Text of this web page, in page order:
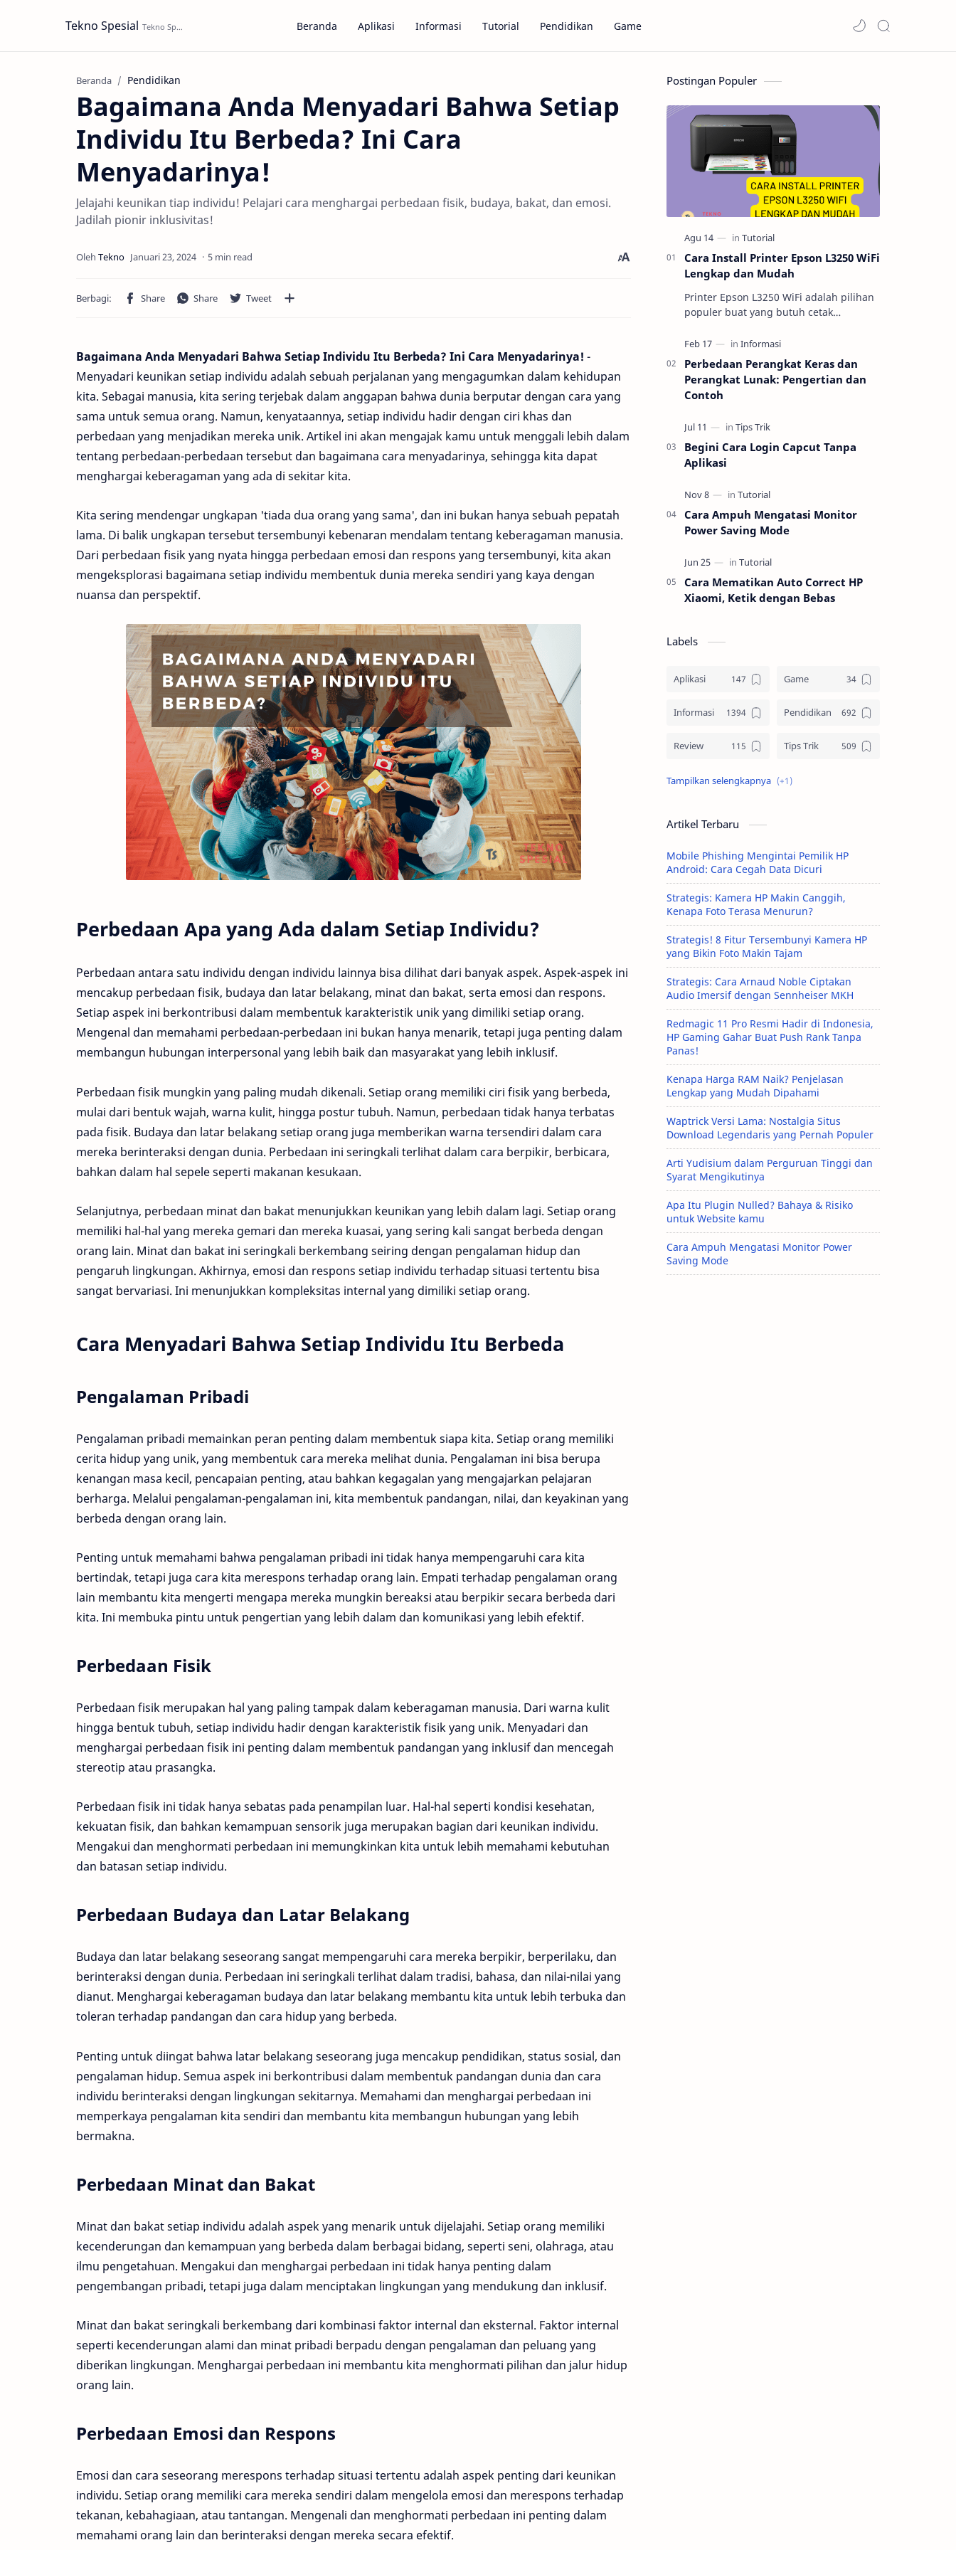
Tekno Spesial Beranda Aplikasi Informasi Tutorial Pendidikan Game
Beranda Pendidikan
Bagaimana Anda Menyadari Bahwa Setiap
Individu Itu Berbeda? Ini Cara
Menyadarinya!
Jelajahi keunikan tiap individu! Pelajari cara menghargai perbedaan fisik, budaya, bakat, dan emosi.
Jadilah pionir inklusivitas!
5 min read
Bagaimana Anda Menyadari Bahwa Setiap Individu Itu Berbeda? Ini Cara Menyadarinya! -
Menyadari keunikan setiap individu adalah sebuah perjalanan yang mengagumkan dalam kehidupan
kita. Sebagai manusia, kita sering terjebak dalam anggapan bahwa dunia berputar dengan cara yang
sama untuk semua orang. Namun, kenyataannya, setiap individu hadir dengan ciri khas dan
perbedaan yang menjadikan mereka unik. Artikel ini akan mengajak kamu untuk menggali lebih dalam
tentang perbedaan-perbedaan tersebut dan bagaimana cara menyadarinya, sehingga kita dapat
menghargai keberagaman yang ada di sekitar kita.
Kita sering mendengar ungkapan 'tiada dua orang yang sama', dan ini bukan hanya sebuah pepatah
lama. Di balik ungkapan tersebut tersembunyi kebenaran mendalam tentang keberagaman manusia.
Dari perbedaan fisik yang nyata hingga perbedaan emosi dan respons yang tersembunyi, kita akan
mengeksplorasi bagaimana setiap individu membentuk dunia mereka sendiri yang kaya dengan
nuansa dan perspektif.
Perbedaan Apa yang Ada dalam Setiap Individu?
Perbedaan antara satu individu dengan individu lainnya bisa dilihat dari banyak aspek. Aspek-aspek ini
mencakup perbedaan fisik, budaya dan latar belakang, minat dan bakat, serta emosi dan respons.
Setiap aspek ini berkontribusi dalam membentuk karakteristik unik yang dimiliki setiap orang.
Mengenal dan memahami perbedaan-perbedaan ini bukan hanya menarik, tetapi juga penting dalam
membangun hubungan interpersonal yang lebih baik dan masyarakat yang lebih inklusif.
Perbedaan fisik mungkin yang paling mudah dikenali. Setiap orang memiliki ciri fisik yang berbeda,
mulai dari bentuk wajah, warna kulit, hingga postur tubuh. Namun, perbedaan tidak hanya terbatas
pada fisik. Budaya dan latar belakang setiap orang juga memberikan warna tersendiri dalam cara
mereka berinteraksi dengan dunia. Perbedaan ini seringkali terlihat dalam cara berpikir, berbicara,
bahkan dalam hal sepele seperti makanan kesukaan.
Selanjutnya, perbedaan minat dan bakat menunjukkan keunikan yang lebih dalam lagi. Setiap orang
memiliki hal-hal yang mereka gemari dan mereka kuasai, yang sering kali sangat berbeda dengan
orang lain. Minat dan bakat ini seringkali berkembang seiring dengan pengalaman hidup dan
pengaruh lingkungan. Akhirnya, emosi dan respons setiap individu terhadap situasi tertentu bisa
sangat bervariasi. Ini menunjukkan kompleksitas internal yang dimiliki setiap orang.
Cara Menyadari Bahwa Setiap Individu Itu Berbeda
Pengalaman Pribadi
Pengalaman pribadi memainkan peran penting dalam membentuk siapa kita. Setiap orang memiliki
cerita hidup yang unik, yang membentuk cara mereka melihat dunia. Pengalaman ini bisa berupa
kenangan masa kecil, pencapaian penting, atau bahkan kegagalan yang mengajarkan pelajaran
berharga. Melalui pengalaman-pengalaman ini, kita membentuk pandangan, nilai, dan keyakinan yang
berbeda dengan orang lain.
Penting untuk memahami bahwa pengalaman pribadi ini tidak hanya mempengaruhi cara kita
bertindak, tetapi juga cara kita merespons terhadap orang lain. Empati terhadap pengalaman orang
lain membantu kita mengerti mengapa mereka mungkin bereaksi atau berpikir secara berbeda dari
kita. Ini membuka pintu untuk pengertian yang lebih dalam dan komunikasi yang lebih efektif.
Perbedaan Fisik
Perbedaan fisik merupakan hal yang paling tampak dalam keberagaman manusia. Dari warna kulit
hingga bentuk tubuh, setiap individu hadir dengan karakteristik fisik yang unik. Menyadari dan
menghargai perbedaan fisik ini penting dalam membentuk pandangan yang inklusif dan mencegah
stereotip atau prasangka.
Perbedaan fisik ini tidak hanya sebatas pada penampilan luar. Hal-hal seperti kondisi kesehatan,
kekuatan fisik, dan bahkan kemampuan sensorik juga merupakan bagian dari keunikan individu.
Mengakui dan menghormati perbedaan ini memungkinkan kita untuk lebih memahami kebutuhan
dan batasan setiap individu.
Perbedaan Budaya dan Latar Belakang
Budaya dan latar belakang seseorang sangat mempengaruhi cara mereka berpikir, berperilaku, dan
berinteraksi dengan dunia. Perbedaan ini seringkali terlihat dalam tradisi, bahasa, dan nilai-nilai yang
dianut. Menghargai keberagaman budaya dan latar belakang membantu kita untuk lebih terbuka dan
toleran terhadap pandangan dan cara hidup yang berbeda.
Penting untuk diingat bahwa latar belakang seseorang juga mencakup pendidikan, status sosial, dan
pengalaman hidup. Semua aspek ini berkontribusi dalam membentuk pandangan dunia dan cara
individu berinteraksi dengan lingkungan sekitarnya. Memahami dan menghargai perbedaan ini
memperkaya pengalaman kita sendiri dan membantu kita membangun hubungan yang lebih
bermakna.
Perbedaan Minat dan Bakat
Minat dan bakat setiap individu adalah aspek yang menarik untuk dijelajahi. Setiap orang memiliki
kecenderungan dan kemampuan yang berbeda dalam berbagai bidang, seperti seni, olahraga, atau
ilmu pengetahuan. Mengakui dan menghargai perbedaan ini tidak hanya penting dalam
pengembangan pribadi, tetapi juga dalam menciptakan lingkungan yang mendukung dan inklusif.
Minat dan bakat seringkali berkembang dari kombinasi faktor internal dan eksternal. Faktor internal
seperti kecenderungan alami dan minat pribadi berpadu dengan pengalaman dan peluang yang
diberikan lingkungan. Menghargai perbedaan ini membantu kita menghormati pilihan dan jalur hidup
orang lain.
Perbedaan Emosi dan Respons
Emosi dan cara seseorang merespons terhadap situasi tertentu adalah aspek penting dari keunikan
individu. Setiap orang memiliki cara mereka sendiri dalam mengelola emosi dan merespons terhadap
tekanan, kebahagiaan, atau tantangan. Mengenali dan menghormati perbedaan ini penting dalam
memahami orang lain dan berinteraksi dengan mereka secara efektif.
Postingan Populer
Cara Install Printer Epson L3250 WiFi
Lengkap dan Mudah
Printer Epson L3250 WiFi adalah pilihan
populer buat yang butuh cetak
fitur cetak nirkabel, perangkat ini bisa
lang…
Perbedaan Perangkat Keras dan
Perangkat Lunak: Pengertian dan
Contoh
Begini Cara Login Capcut Tanpa
Aplikasi
Cara Ampuh Mengatasi Monitor
Power Saving Mode
Cara Mematikan Auto Correct HP
Xiaomi, Ketik dengan Bebas
Labels
Aplikasi Game
Informasi Pendidikan
Review Tips Trik
Tutorial
Artikel Terbaru
Mobile Phishing Mengintai Pemilik HP
Android: Cara Cegah Data Dicuri
Strategis: Kamera HP Makin Canggih,
Kenapa Foto Terasa Menurun?
Strategis! 8 Fitur Tersembunyi Kamera HP
yang Bikin Foto Makin Tajam
Strategis: Cara Arnaud Noble Ciptakan
Audio Imersif dengan Sennheiser MKH
Redmagic 11 Pro Resmi Hadir di Indonesia,
HP Gaming Gahar Buat Push Rank Tanpa
Panas!
Kenapa Harga RAM Naik? Penjelasan
Lengkap yang Mudah Dipahami
Waptrick Versi Lama: Nostalgia Situs
Download Legendaris yang Pernah Populer
Arti Yudisium dalam Perguruan Tinggi dan
Syarat Mengikutinya
Apa Itu Plugin Nulled? Bahaya & Risiko
untuk Website kamu
Cara Ampuh Mengatasi Monitor Power
Saving Mode